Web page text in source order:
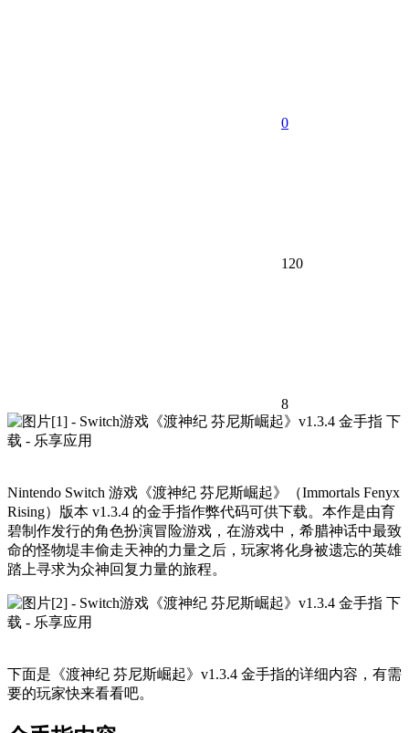
0
120
8
Nintendo Switch 游戏《渡神纪 芬尼斯崛起》（Immortals Fenyx
Rising）版本 v1.3.4 的金手指作弊代码可供下载。本作是由育
碧制作发行的角色扮演冒险游戏，在游戏中，希腊神话中最致
命的怪物堤丰偷走天神的力量之后，玩家将化身被遗忘的英雄
踏上寻求为众神回复力量的旅程。
下面是《渡神纪 芬尼斯崛起》v1.3.4 金手指的详细内容，有需
要的玩家快来看看吧。